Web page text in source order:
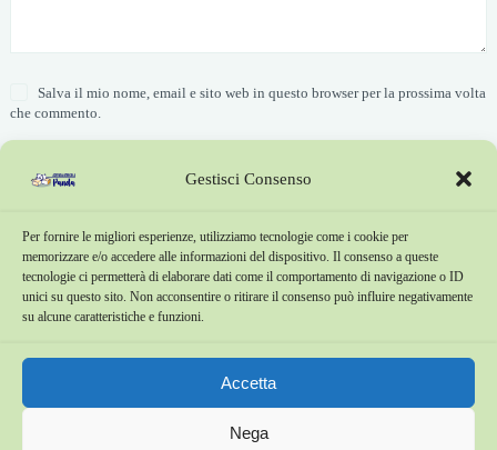
Gestisci Consenso
Per fornire le migliori esperienze, utilizziamo tecnologie come i cookie per
memorizzare e/o accedere alle informazioni del dispositivo. Il consenso a queste
tecnologie ci permetterà di elaborare dati come il comportamento di navigazione o ID
unici su questo sito. Non acconsentire o ritirare il consenso può influire negativamente
su alcune caratteristiche e funzioni.
Accetta
Nega
Salva il mio nome, email e sito web in questo browser per la prossima volta
che commento.
Invia commento
Copyright © 2026 . Azienda Agricola Panda tutti i diritti riservati.
San Pellegrino Terme (BG), Località Torre.
P.IVA : 03817890167